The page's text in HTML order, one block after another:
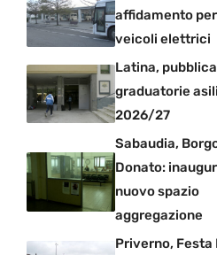
affidamento
veicoli elettrici
Latina,
graduatorie
2026/27
Sabaudia,
Donato:
nuovo spazio
aggregazione
Priverno, Festa